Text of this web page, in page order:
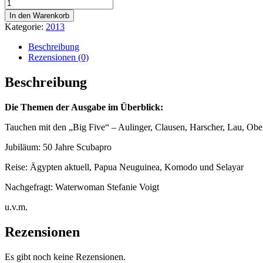
Magazin
-
Ausgabe
November/Dezember
2013
Menge
In den Warenkorb
Kategorie: 2013
Beschreibung
Rezensionen (0)
Beschreibung
Die Themen der Ausgabe im Überblick:
Tauchen mit den „Big Five“ – Aulinger, Clausen, Harscher, Lau,
Jubiläum: 50 Jahre Scubapro
Reise: Ägypten aktuell, Papua Neuguinea, Komodo und Selayar
Nachgefragt: Waterwoman Stefanie Voigt
u.v.m.
Rezensionen
Es gibt noch keine Rezensionen.